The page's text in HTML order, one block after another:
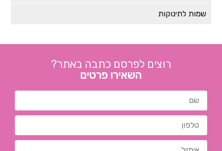
שמות לתינוקות
רוצים לפרסם כתבה באתר?
השאירו פרטים